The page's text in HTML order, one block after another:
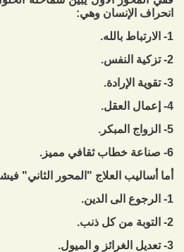
انحراف الإنسان وهي:
1- الارتباط بالله.
2- تزكية النفس.
3- تقوية الإرادة.
4- إعمال العقل.
5- الزواج المبكر.
6- صناعة خطاب ثقافي مميز.
أما أساليب العلاج "المحور الثاني"
1- الرجوع الى الدين.
2- التوبة من كل ذنب.
3- تعديل الغرائز و الميول.